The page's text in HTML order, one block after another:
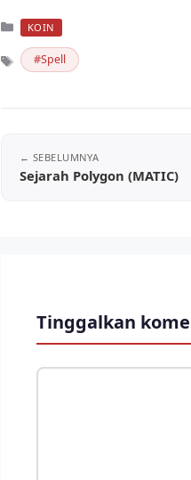
Kategori
KOIN
Tag Spell
Sejarah Polygon (MATIC)
Tinggalkan
Komentar
Nama
Surel
Situs